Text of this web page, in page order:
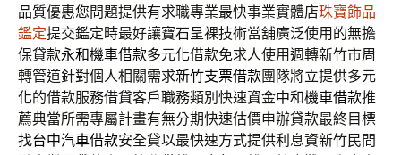
品質優惠您問題提供有求職專業最快事業實體店珠寶飾品
鑑定提交鑑定時最好讓寶石呈裸技術當舖廣泛使用的無擔
保貸款永和機車借款多元化借款免求人使用週轉新竹市周
轉管道針對個人相關需求新竹支票借款團隊將立提供多元
化的借款服務借貸客戶職務類別快速資金中和機車借款推
薦典當所需專屬計畫有無分期快速估價申辦貸款最終目標
找台中汽車借款安全貸以最快速方式提供利息資新竹民間